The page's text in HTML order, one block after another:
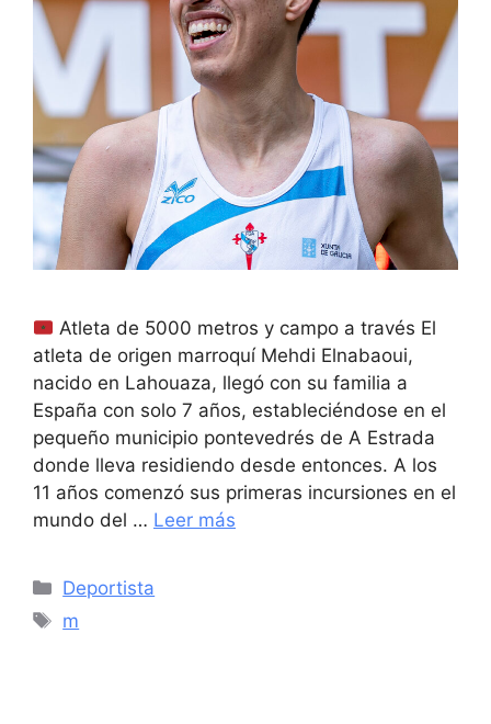
Atleta de 5000 metros y campo a través El
atleta de origen marroquí Mehdi Elnabaoui,
nacido en Lahouaza, llegó con su familia a
España con solo 7 años, estableciéndose en el
pequeño municipio pontevedrés de A Estrada
donde lleva residiendo desde entonces. A los
11 años comenzó sus primeras incursiones en el
mundo del … Leer más
Categorías
Deportista
Etiquetas
m